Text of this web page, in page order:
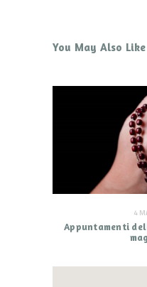
You May Also Like
4
Appuntamenti